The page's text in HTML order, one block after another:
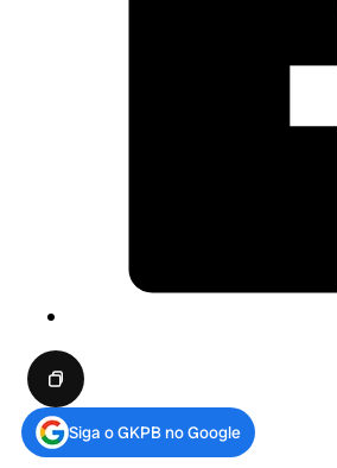
Siga o GKPB no Google